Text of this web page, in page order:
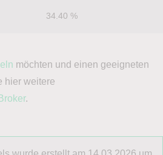
34.40 %
möchten und einen geeigneten
hier weitere
.